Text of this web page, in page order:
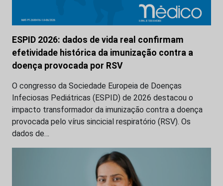
ESPID 2026: dados de vida real confirmam
efetividade histórica da imunização contra a
doença provocada por RSV
O congresso da Sociedade Europeia de Doenças
Infeciosas Pediátricas (ESPID) de 2026 destacou o
impacto transformador da imunização contra a doença
provocada pelo vírus sincicial respiratório (RSV). Os
dados de…